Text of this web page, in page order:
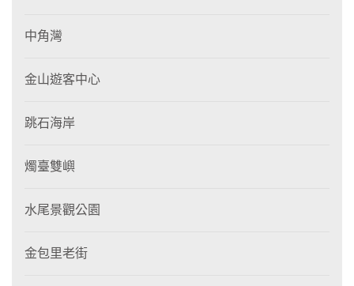
中角灣
金山遊客中心
跳石海岸
燭臺雙嶼
水尾景觀公園
金包里老街